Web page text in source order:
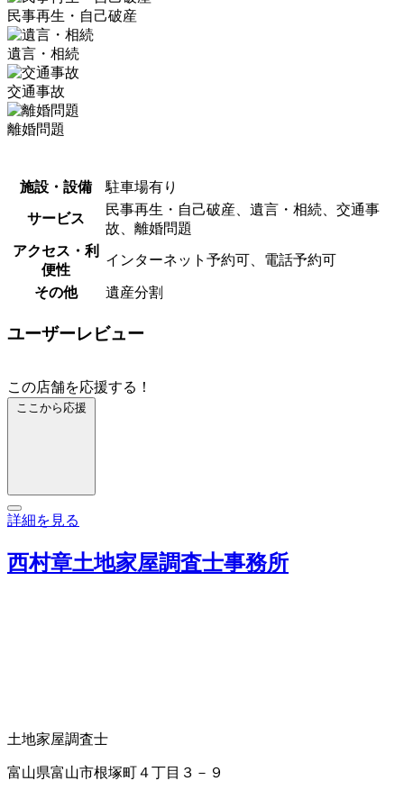
民事再生・自己破産
遺言・相続
交通事故
離婚問題
施設・設備 駐車場有り
サービス
民事再生・自己破産、遺言・相続、交通事
故、離婚問題
アクセス・利
便性
インターネット予約可、電話予約可
その他 遺産分割
ユーザーレビュー
この店舗を応援する！
ここから応援
詳細を見る
西村章土地家屋調査士事務所
土地家屋調査士
富山県富山市根塚町４丁目３－９